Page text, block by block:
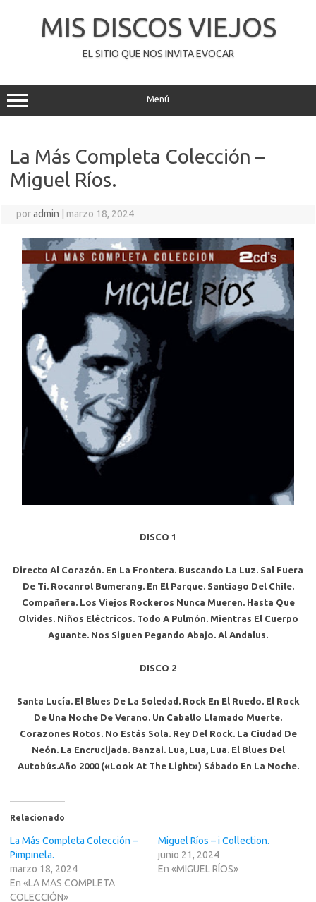
contenidoMIS DISCOS VIEJOS
EL SITIO QUE NOS INVITA EVOCAR
Menú
La Más Completa Colección –
Miguel Ríos.
poradmin marzo 18, 2024
DISCO 1
Directo Al Corazón. En La Frontera. Buscando La Luz. Sal Fuera
De Ti. Rocanrol Bumerang. En El Parque. Santiago Del Chile.
Compañera. Los Viejos Rockeros Nunca Mueren. Hasta Que
Olvides. Niños Eléctricos. Todo A Pulmón. Mientras El Cuerpo
Aguante. Nos Siguen Pegando Abajo. Al Andalus.
DISCO 2
Santa Lucía. El Blues De La Soledad. Rock En El Ruedo. El Rock
De Una Noche De Verano. Un Caballo Llamado Muerte.
Corazones Rotos. No Estás Sola. Rey Del Rock. La Ciudad De
Neón. La Encrucijada. Banzai. Lua, Lua, Lua. El Blues Del
Autobús.Año 2000 («Look At The Light») Sábado En La Noche.
Relacionado
La Más Completa Colección –
Pimpinela.
marzo 18, 2024
En «LA MAS COMPLETA
COLECCIÓN»
Miguel Ríos – i Collection.
junio 21, 2024
En «MIGUEL RÍOS»